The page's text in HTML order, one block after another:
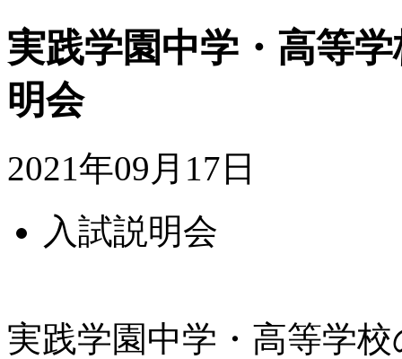
実践学園中学・高等
明会
2021年09月17日
入試説明会
実践学園中学・高等学